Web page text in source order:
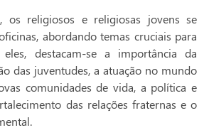
os religiosos e religiosas jovens se
abordando temas cruciais para
destacam-se a importância da
das juventudes, a atuação no mundo
comunidades de vida, a política e
das relações fraternas e o